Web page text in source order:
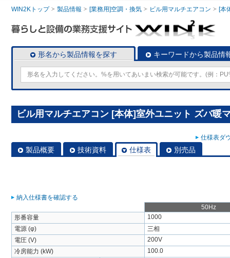
WIN2Kトップ 製品情報 [業務用]空調・換気 ビル用マルチエアコン [本
形名から製品情報を探す キーワードから製品情
ビル用マルチエアコン [本体]室外ユニット ズバ暖
仕様表ダ
製品概要 技術資料 仕様表 別売品
納入仕様書を確認する
50Hz
形番容量
1000
電源 (φ)
三相
電圧 (V)
200V
冷房能力 (kW)
100.0